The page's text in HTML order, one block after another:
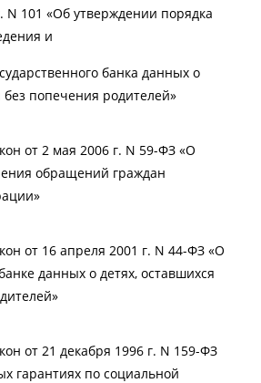
N 101 «Об утверждении порядка
и
банка данных о
без попечения родителей»
от 2 мая 2006 г. N 59-ФЗ «О
обращений граждан
от 16 апреля 2001 г. N 44-ФЗ «О
данных о детях, оставшихся
от 21 декабря 1996 г. N 159-ФЗ
гарантиях по социальной